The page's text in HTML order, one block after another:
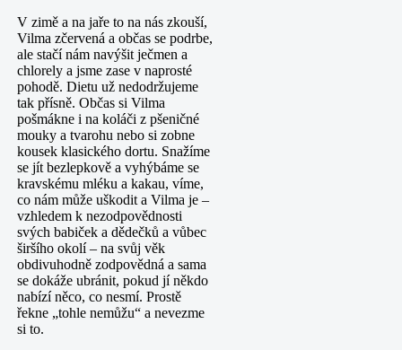
V zimě a na jaře to na nás zkouší,
Vilma zčervená a občas se podrbe,
ale stačí nám navýšit ječmen a
chlorely a jsme zase v naprosté
pohodě. Dietu už nedodržujeme
tak přísně. Občas si Vilma
pošmákne i na koláči z pšeničné
mouky a tvarohu nebo si zobne
kousek klasického dortu. Snažíme
se jít bezlepkově a vyhýbáme se
kravskému mléku a kakau, víme,
co nám může uškodit a Vilma je –
vzhledem k nezodpovědnosti
svých babiček a dědečků a vůbec
širšího okolí – na svůj věk
obdivuhodně zodpovědná a sama
se dokáže ubránit, pokud jí někdo
nabízí něco, co nesmí. Prostě
řekne „tohle nemůžu“ a nevezme
si to.